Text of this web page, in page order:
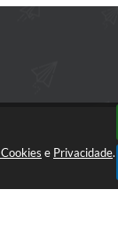
e Privacidade.